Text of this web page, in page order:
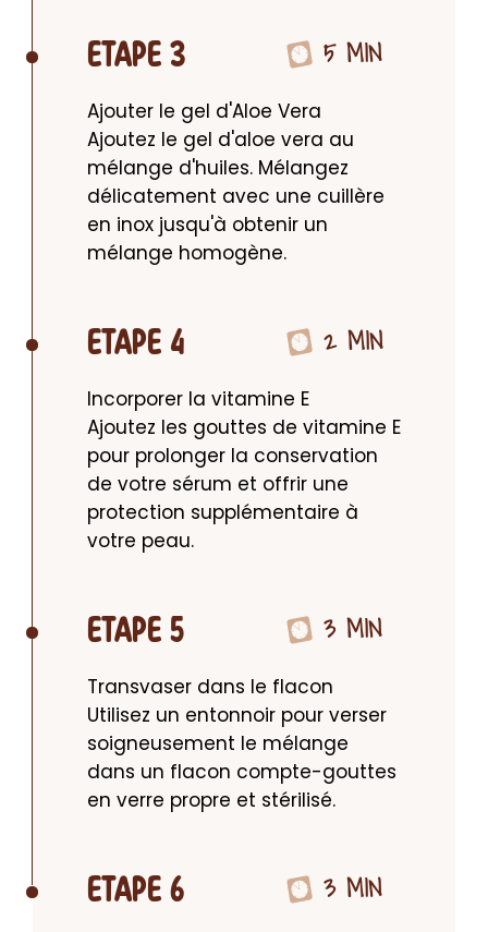
ETAPE 3 5 MIN
Ajouter le gel d'Aloe Vera
Ajoutez le gel d'aloe vera au
mélange d'huiles. Mélangez
délicatement avec une cuillère
en inox jusqu'à obtenir un
mélange homogène.
ETAPE 4 2 MIN
Incorporer la vitamine E
Ajoutez les gouttes de vitamine E
pour prolonger la conservation
de votre sérum et offrir une
protection supplémentaire à
votre peau.
ETAPE 5 3 MIN
Transvaser dans le flacon
Utilisez un entonnoir pour verser
soigneusement le mélange
dans un flacon compte-gouttes
en verre propre et stérilisé.
ETAPE 6 3 MIN